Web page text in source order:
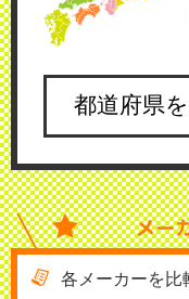
メー
各メーカーを比